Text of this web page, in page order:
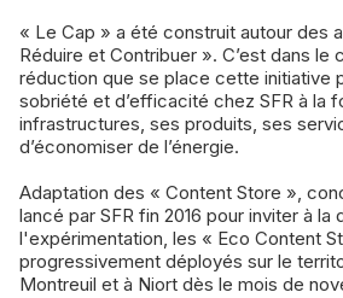
« Le Cap » a été construit autour des
Réduire et Contribuer ». C’est dans le
réduction que se place cette initiative
sobriété et d’efficacité chez SFR à la
infrastructures, ses produits, ses
d’économiser de l’énergie.
Adaptation des « Content Store »,
lancé par SFR fin 2016 pour inviter à la
l'expérimentation, les « Eco Content
progressivement déployés sur le
Montreuil et à Niort dès le mois de